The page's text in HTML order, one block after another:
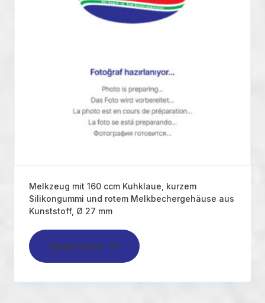
Melkzeug mit 160 ccm Kuhklaue, kurzem
Silikongummi und rotem Melkbechergehäuse aus
Kunststoff, Ø 27 mm
Read more